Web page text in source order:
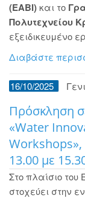
(ΕΑΒΙ)και το
Πολυτεχνείου
εξειδικευμένο
Διαβάστε
16/10/2025
Πρόσκληση
«Water
13.00 με
Στο πλαίσιο του
στοχεύει στην